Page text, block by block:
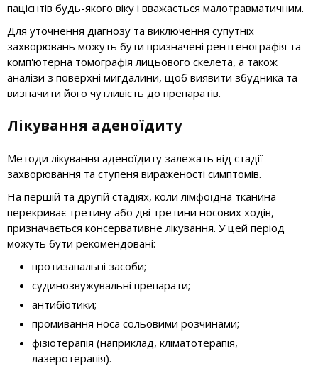
пацієнтів будь-якого віку і вважається малотравматичним.
Для уточнення діагнозу та виключення супутніх
захворювань можуть бути призначені рентгенографія та
комп'ютерна томографія лицьового скелета, а також
аналізи з поверхні мигдалини, щоб виявити збудника та
визначити його чутливість до препаратів.
Лікування аденоїдиту
Методи лікування аденоїдиту залежать від стадії
захворювання та ступеня вираженості симптомів.
На першій та другій стадіях, коли лімфоїдна тканина
перекриває третину або дві третини носових ходів,
призначається консервативне лікування. У цей період
можуть бути рекомендовані:
протизапальні засоби;
судинозвужувальні препарати;
антибіотики;
промивання носа сольовими розчинами;
фізіотерапія (наприклад, кліматотерапія,
лазеротерапія).